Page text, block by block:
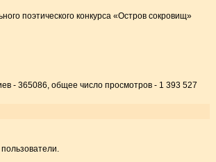
поэтического конкурса «Остров сокровищ»
- 365086, общее число просмотров - 1 393 527